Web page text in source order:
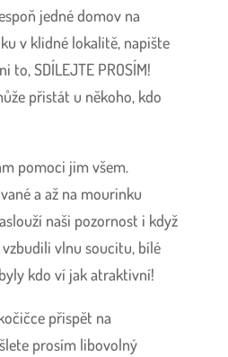
jedné domov na
v klidné lokalitě, napište
to, SDÍLEJTE PROSÍM!
přistát u někoho, kdo
pomoci jim všem.
a až na mourinku
naši pozornost i když
vlnu soucitu, bílé
kdo ví jak atraktivní!
přispět na
prosím libovolný